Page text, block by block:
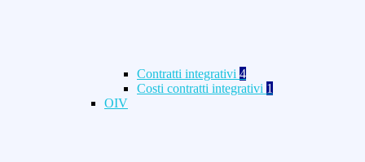
Contratti integrativi 4
Costi contratti integrativi 1
OIV